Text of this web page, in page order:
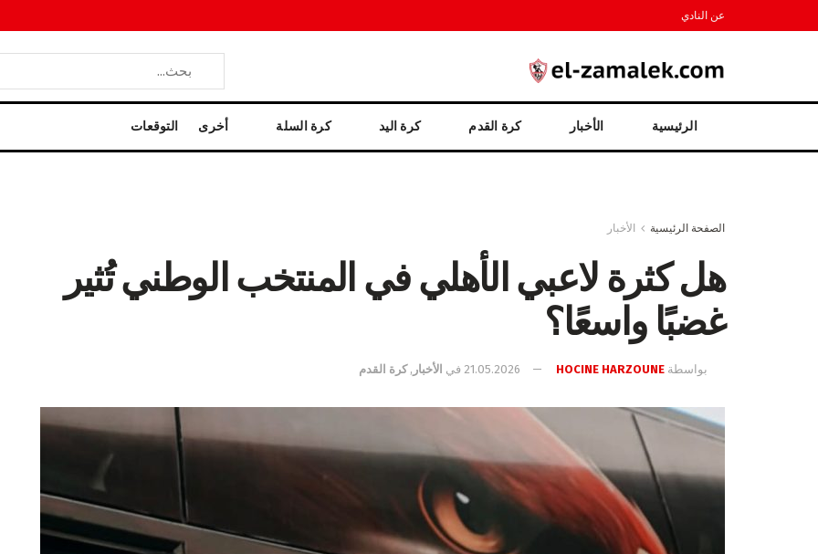
عن النادي
الرئيسية الأخبار كرة القدم كرة اليد كرة السلة أخرى التوقعات
الصفحة الرئيسية الأخبار
هل كثرة لاعبي الأهلي في المنتخب الوطني تُثير
غضبًا واسعًا؟
بواسطة HOCINE HARZOUNE
21.05.2026 في الأخبار ,كرة القدم